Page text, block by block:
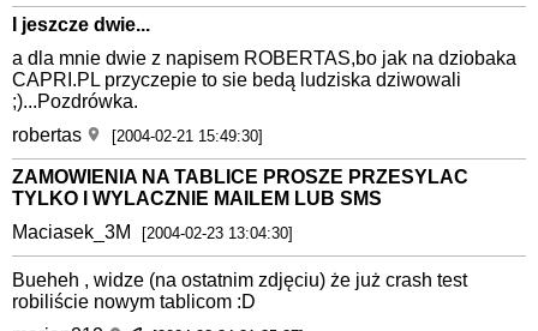
I jeszcze dwie...
a dla mnie dwie z napisem ROBERTAS,bo jak na dziobaka
CAPRI.PL przyczepie to sie bedą ludziska dziwowali
;)...Pozdrówka.
robertas
[2004-02-21 15:49:30]
ZAMOWIENIA NA TABLICE PROSZE PRZESYLAC
TYLKO I WYLACZNIE MAILEM LUB SMS
Maciasek_3M
[2004-02-23 13:04:30]
Bueheh , widze (na ostatnim zdjęciu) że już crash test
robiliście nowym tablicom :D